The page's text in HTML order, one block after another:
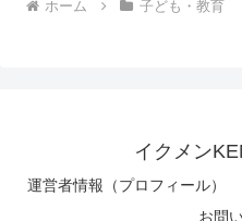
ホーム 子ども・教育
イクメン
運営者情報（プロフィール）
お問